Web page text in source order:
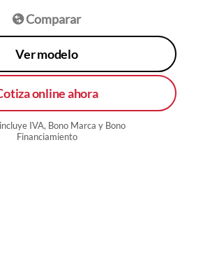
Comparar
Ver modelo
online ahora
IVA, Bono Marca y Bono
Financiamiento